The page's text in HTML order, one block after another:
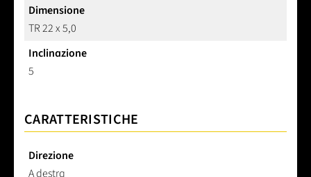
Dimensione
TR 22 x 5,0
Inclinazione
5
CARATTERISTICHE
Direzione
A destra